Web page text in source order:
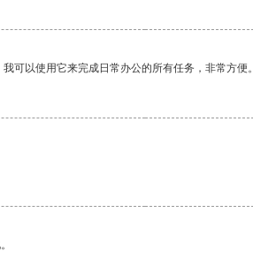
可以使用它来完成日常办公的所有任务，非常方便。